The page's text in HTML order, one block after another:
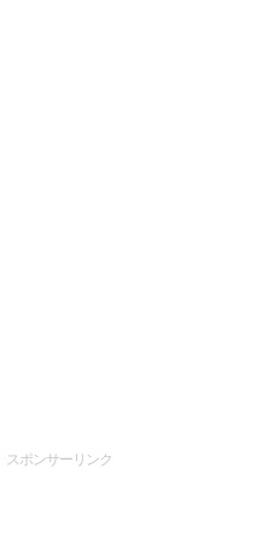
スポンサーリンク